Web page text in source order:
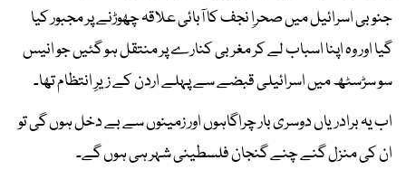
جنوبی اسرائیل میں صحراِ نجف کا آبائی علاقہ چھوڑنے پر مجبور کیا
گیا اور وہ اپنا اسباب لے کر مغربی کنارے پر منتقل ہو گئیں جو انیس
سو سڑسٹھ میں اسرائیلی قبضے سے پہلے اردن کے زیرِ انتظام تھا۔
اب یہ برادریاں دوسری بار چراگاہوں اور زمینوں سے بے دخل ہوں گی تو
ان کی منزل گنے چنے گنجان فلسطینی شہر ہی ہوں گے۔